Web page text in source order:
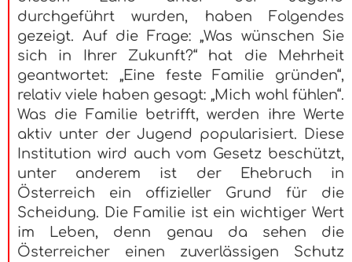
durchgeführt wurden, haben Folgendes
gezeigt. Auf die Frage: „Was wünschen Sie
sich in Ihrer Zukunft?“ hat die Mehrheit
geantwortet: „Eine feste Familie gründen“,
relativ viele haben gesagt: „Mich wohl fühlen“.
Was die Familie betrifft, werden ihre Werte
aktiv unter der Jugend popularisiert. Diese
Institution wird auch vom Gesetz beschützt,
unter anderem ist der Ehebruch in
Österreich ein offizieller Grund für die
Scheidung. Die Familie ist ein wichtiger Wert
im Leben, denn genau da sehen die
Österreicher einen zuverlässigen Schutz